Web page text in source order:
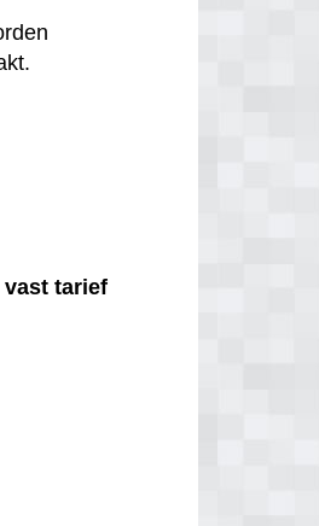
vast tarief